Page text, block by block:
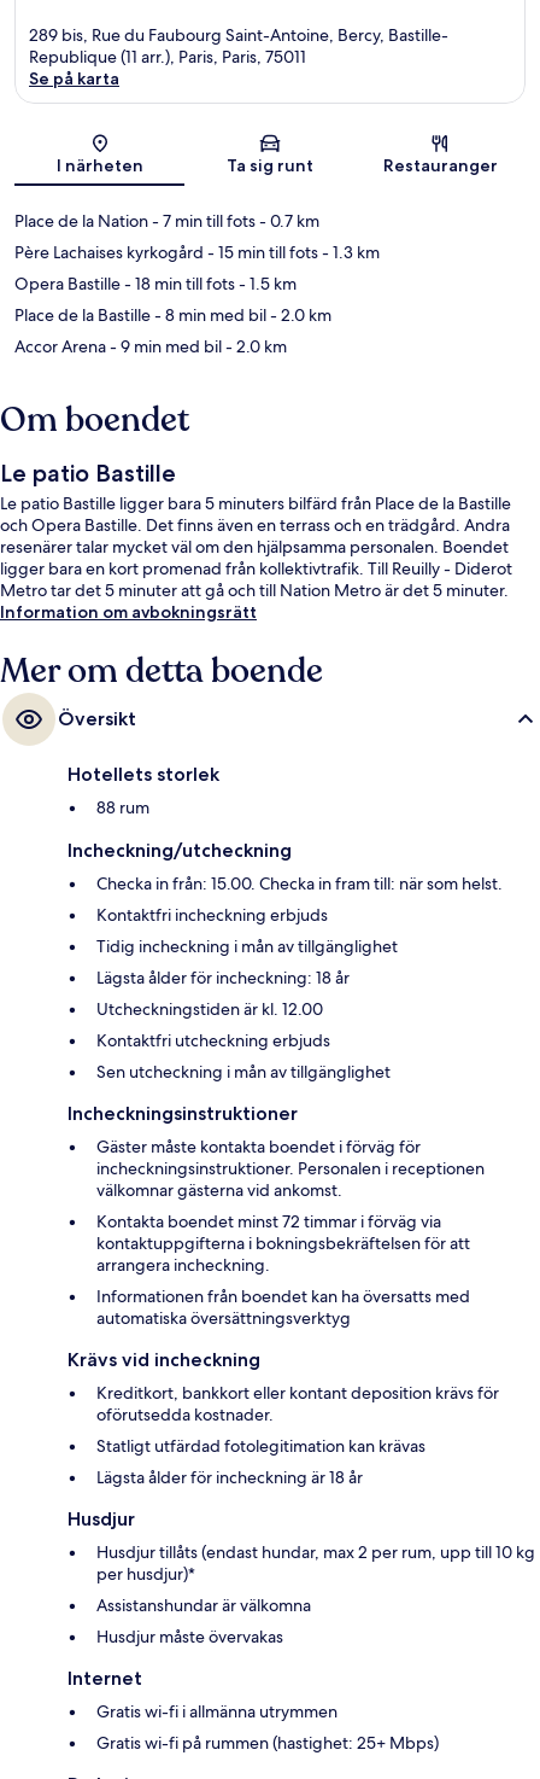
289 bis, Rue du Faubourg Saint-Antoine, Bercy, Bastille-
Republique (11 arr.), Paris, Paris, 75011
Se på karta
I närheten Ta sig runt Restauranger
Place de la Nation- 7 min till fots- 0.7 km
Père Lachaises kyrkogård - 15 min till fots- 1.3 km
Opera Bastille- 18 min till fots- 1.5 km
Place de la Bastille- 8 min med bil- 2.0 km
Accor Arena- 9 min med bil- 2.0 km
Om boendet
Le patio Bastille
Le patio Bastille ligger bara 5 minuters bilfärd från Place de la Bastille
och Opera Bastille. Det finns även en terrass och en trädgård. Andra
resenärer talar mycket väl om den hjälpsamma personalen. Boendet
ligger bara en kort promenad från kollektivtrafik. Till Reuilly - Diderot
Metro tar det 5 minuter att gå och till Nation Metro är det 5 minuter.
Information om avbokningsrätt
Mer om detta boende
Översikt
Hotellets storlek
88 rum
Incheckning/utcheckning
Checka in från: 15.00. Checka in fram till: när som helst.
Kontaktfri incheckning erbjuds
Tidig incheckning i mån av tillgänglighet
Lägsta ålder för incheckning: 18 år
Utcheckningstiden är kl. 12.00
Kontaktfri utcheckning erbjuds
Sen utcheckning i mån av tillgänglighet
Incheckningsinstruktioner
Gäster måste kontakta boendet i förväg för
incheckningsinstruktioner. Personalen i receptionen
välkomnar gästerna vid ankomst.
Kontakta boendet minst 72 timmar i förväg via
kontaktuppgifterna i bokningsbekräftelsen för att
arrangera incheckning.
Informationen från boendet kan ha översatts med
automatiska översättningsverktyg
Krävs vid incheckning
Kreditkort, bankkort eller kontant deposition krävs för
oförutsedda kostnader.
Statligt utfärdad fotolegitimation kan krävas
Lägsta ålder för incheckning är 18 år
Husdjur
Husdjur tillåts (endast hundar, max 2 per rum, upp till 10 kg
per husdjur)*
Assistanshundar är välkomna
Husdjur måste övervakas
Internet
Gratis wi-fi i allmänna utrymmen
Gratis wi-fi på rummen (hastighet: 25+ Mbps)